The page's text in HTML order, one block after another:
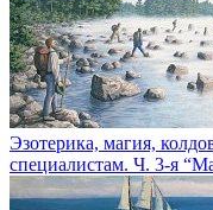
Эзотерика, магия,
специалистам. Ч. 3-я